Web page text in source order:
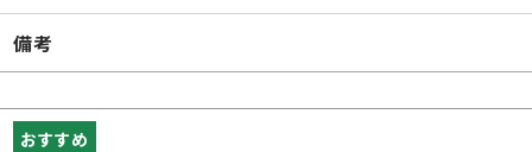
備考
おすすめ